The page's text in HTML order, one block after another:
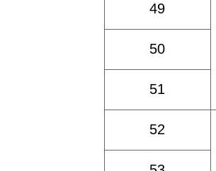
49
50
51
52